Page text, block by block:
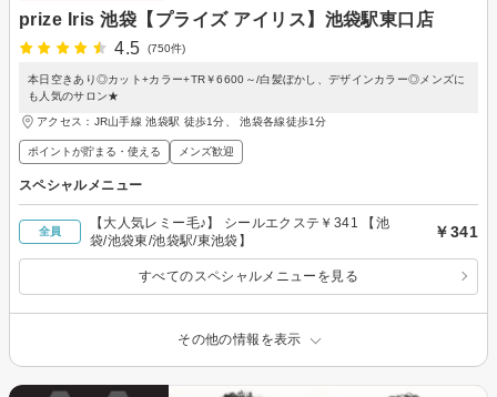
prize Iris 池袋【プライズ アイリス】池袋駅東口店
4.5
(750件)
本日空きあり◎カット+カラー+TR￥6600～/白髪ぼかし、デザインカラー◎メンズに
も人気のサロン★
アクセス：JR山手線 池袋駅 徒歩1分、 池袋各線徒歩1分
ポイントが貯まる・使える メンズ歓迎
スペシャルメニュー
全員
【大人気レミー毛♪】 シールエクステ￥341 【池
袋/池袋東/池袋駅/東池袋】
￥341
すべてのスペシャルメニューを見る
その他の情報を表示